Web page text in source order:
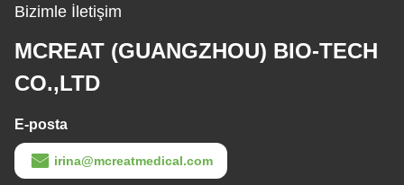
Bizimle İletişim
MCREAT (GUANGZHOU) BIO-TECH
CO.,LTD
E-posta
irina@mcreatmedical.com